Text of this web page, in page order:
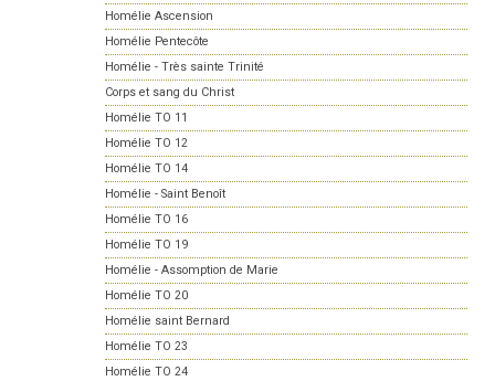
Homélie Ascension
Homélie Pentecôte
Homélie - Très sainte Trinité
Corps et sang du Christ
Homélie TO 11
Homélie TO 12
Homélie TO 14
Homélie - Saint Benoît
Homélie TO 16
Homélie TO 19
Homélie - Assomption de Marie
Homélie TO 20
Homélie saint Bernard
Homélie TO 23
Homélie TO 24